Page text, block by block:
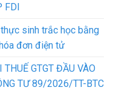
FDI
sinh trắc học bằng
đơn điện tử
GTGT ĐẦU VÀO
TƯ 89/2026/TT-BTC